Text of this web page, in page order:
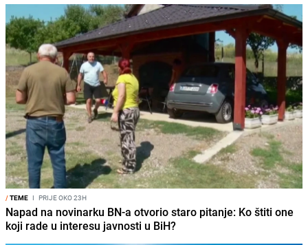
/TEME I PRIJE OKO 23H
Napad na novinarku BN-a otvorio staro pitanje: Ko štiti one
koji rade u interesu javnosti u BiH?